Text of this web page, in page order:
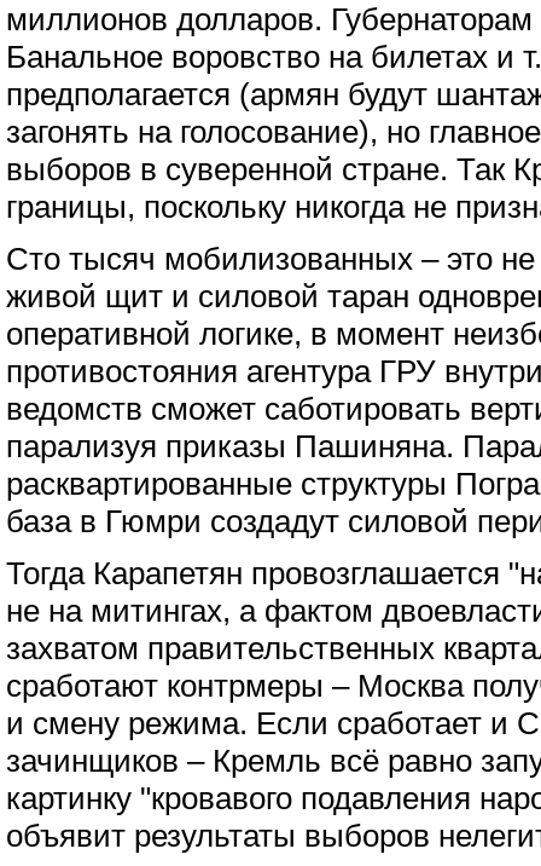
миллионов долларов.
Банальное воровство на билетах и
предполагается (армян будут
загонять на голосование), но
выборов в суверенной стране. Так
границы, поскольку никогда не
Сто тысяч мобилизованных – это не
живой щит и силовой таран
оперативной логике, в момент
противостояния агентура ГРУ
ведомств сможет саботировать
парализуя приказы Пашиняна.
расквартированные структуры
база в Гюмри создадут силовой
Тогда Карапетян провозглашается
не на митингах, а фактом
захватом правительственных
сработают контрмеры – Москва
и смену режима. Если сработает и
зачинщиков – Кремль всё равно
картинку "кровавого подавления
объявит результаты выборов